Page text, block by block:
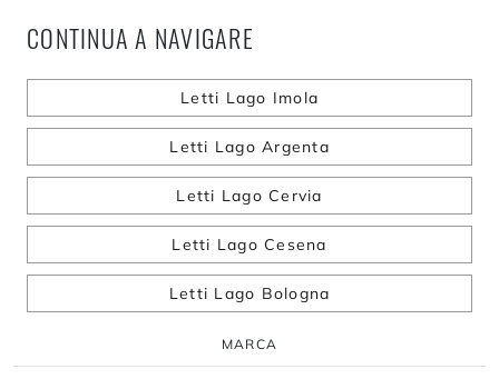
CONTINUA A NAVIGARE
Letti Lago Imola
Letti Lago Argenta
Letti Lago Cervia
Letti Lago Cesena
Letti Lago Bologna
MARCA